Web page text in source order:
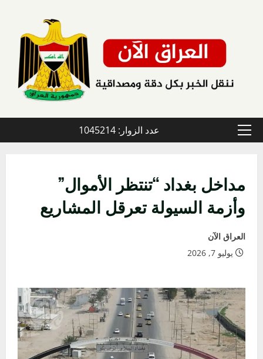
القائمة
عدد الزوار: 1045214
مداخل بغداد “تنتظر الأموال”
وأزمة السيولة تعرقل المشاريع
العراق الآن
يوليو 7, 2026